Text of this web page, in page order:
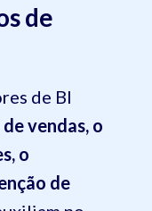
de
de BI
vendas, o
o
de